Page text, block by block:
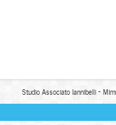
Studio Associato Iannibelli -